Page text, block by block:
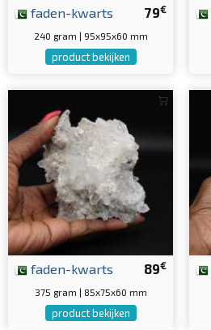
79€
faden-kwarts
240 gram | 95x95x60 mm
product bekijken
89€
faden-kwarts
375 gram | 85x75x60 mm
product bekijken